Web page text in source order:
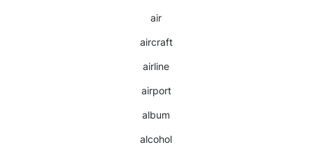
air
aircraft
airline
airport
album
alcohol